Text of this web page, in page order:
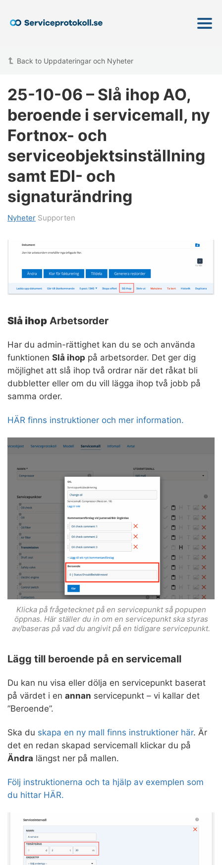
Back to Uppdateringar och Nyheter
25-10-06 – Slå ihop AO,
beroende i servicemall, ny
Fortnox- och
serviceobjektsinställning
samt EDI- och
signaturändring
Nyheter Supporten
Slå ihop Arbetsorder
Har du admin-rättighet kan du se och använda
funktionen Slå ihop på arbetsorder. Det ger dig
möjlighet att slå ihop två ordrar när det råkat bli
dubbletter eller om du vill lägga ihop två jobb på
samma order.
HÄR finns instruktioner och mer information.
Klicka på frågetecknet på en servicepunkt så popupen
öppnas. Här ställer du in om en servicepunkt ska styras
av/baseras på vad du angivit på en tidigare servicepunkt.
Lägg till beroende på en servicemall
Du kan nu visa eller dölja en servicepunkt baserat
på värdet i en annan servicepunkt – vi kallar det
”Beroende”.
Ska du skapa en ny mall finns instruktioner här. Är
det en redan skapad servicemall klickar du på
Ändra längst ner på mallen.
Följ instruktionerna och ta hjälp av exemplen som
du hittar HÄR.